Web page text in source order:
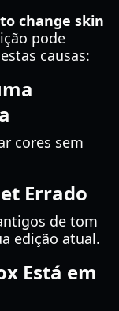
change skin
pode
causas:
cores sem
Errado
de tom
edição atual.
Está em